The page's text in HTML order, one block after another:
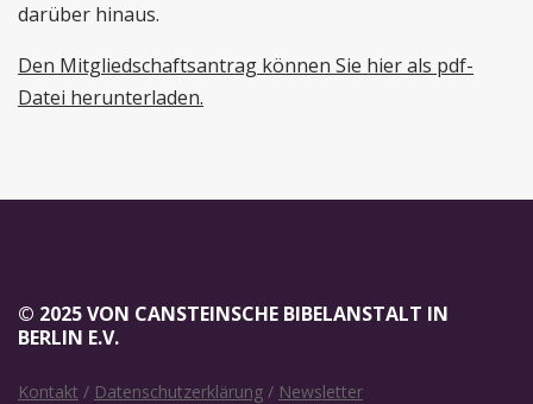
darüber hinaus.
Den Mitgliedschaftsantrag können Sie hier als pdf-
Datei herunterladen.
© 2025 VON CANSTEINSCHE BIBELANSTALT IN
BERLIN E.V.
Kontakt / Datenschutzerklärung / Newsletter